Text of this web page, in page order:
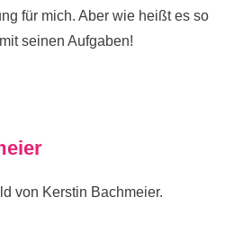
für mich. Aber wie heißt es so
seinen Aufgaben!
von Kerstin Bachmeier.